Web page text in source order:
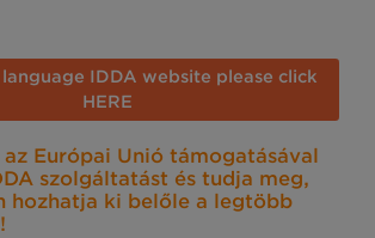
IDDA website please click
HERE
Európai Unió támogatásával
szolgáltatást és tudja meg,
hozhatja ki belőle a legtöbb